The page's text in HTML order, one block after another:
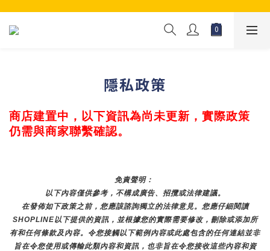
隱私政策
商店建置中，以下資訊為尚未更新，實際政策
仍需與商家聯繫確認。
免責聲明：
以下內容僅供參考，不構成廣告、招攬或法律建議。
在發佈如下政策之前，您應該諮詢獨立的法律意見。您應仔細閱讀
SHOPLINE以下提供的資訊，並根據您的實際需要修改，刪除或添加所
有和任何條款及內容。令您接觸以下範例內容或此處包含的任何連結並非
旨在令您使用或傳輸此類內容和資訊，也非旨在令您接收這些內容和資